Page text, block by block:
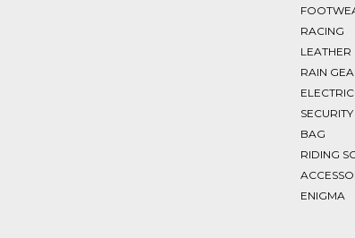
RACING
LEATHER
RAIN
SECURITY
BAG
RIDING
ENIGMA